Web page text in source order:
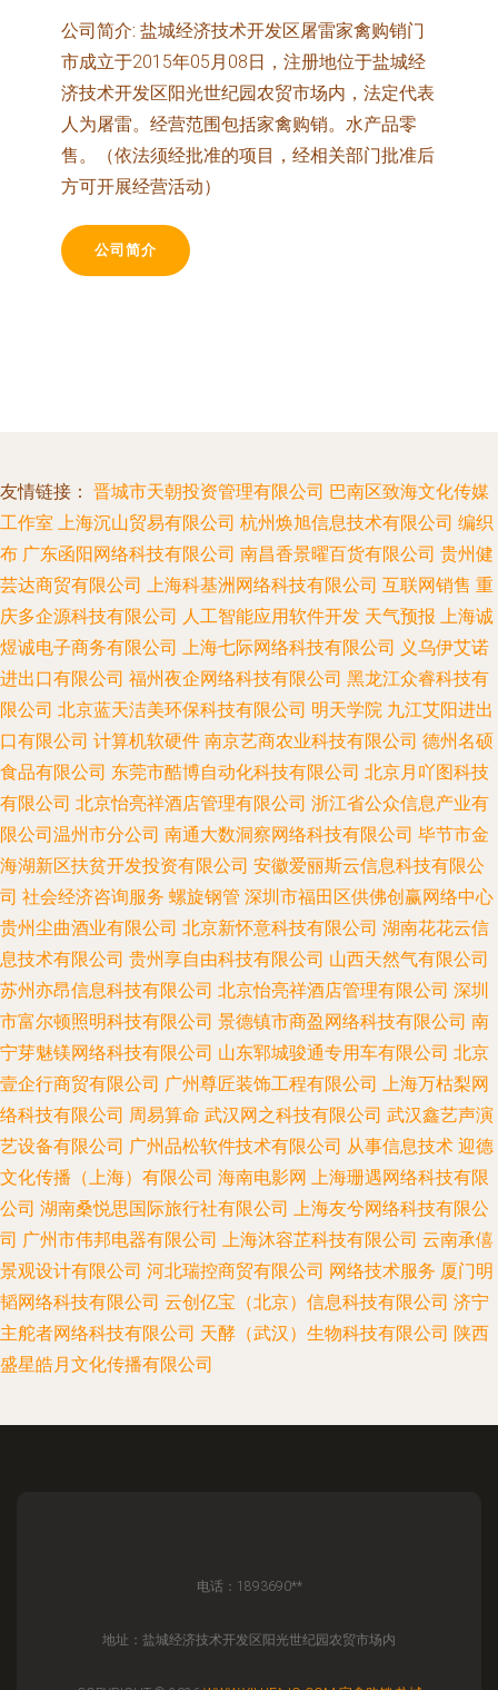
公司简介: 盐城经济技术开发区屠雷家禽购销门
市成立于2015年05月08日，注册地位于盐城经
济技术开发区阳光世纪园农贸市场内，法定代表
人为屠雷。经营范围包括家禽购销。水产品零
售。（依法须经批准的项目，经相关部门批准后
方可开展经营活动）
公司简介
友情链接： 晋城市天朝投资管理有限公司 巴南区致海文化传媒
工作室 上海沉山贸易有限公司 杭州焕旭信息技术有限公司 编织
布 广东函阳网络科技有限公司 南昌香景曜百货有限公司 贵州健
芸达商贸有限公司 上海科基洲网络科技有限公司 互联网销售 重
庆多企源科技有限公司 人工智能应用软件开发 天气预报 上海诚
煜诚电子商务有限公司 上海七际网络科技有限公司 义乌伊艾诺
进出口有限公司 福州夜企网络科技有限公司 黑龙江众睿科技有
限公司 北京蓝天洁美环保科技有限公司 明天学院 九江艾阳进出
口有限公司 计算机软硬件 南京艺商农业科技有限公司 德州名硕
食品有限公司 东莞市酷博自动化科技有限公司 北京月吖图科技
有限公司 北京怡亮祥酒店管理有限公司 浙江省公众信息产业有
限公司温州市分公司 南通大数洞察网络科技有限公司 毕节市金
海湖新区扶贫开发投资有限公司 安徽爱丽斯云信息科技有限公
司 社会经济咨询服务 螺旋钢管 深圳市福田区供佛创赢网络中心
贵州尘曲酒业有限公司 北京新怀意科技有限公司 湖南花花云信
息技术有限公司 贵州享自由科技有限公司 山西天然气有限公司
苏州亦昂信息科技有限公司 北京怡亮祥酒店管理有限公司 深圳
市富尔顿照明科技有限公司 景德镇市商盈网络科技有限公司 南
宁芽魅镁网络科技有限公司 山东郓城骏通专用车有限公司 北京
壹企行商贸有限公司 广州尊匠装饰工程有限公司 上海万枯梨网
络科技有限公司 周易算命 武汉网之科技有限公司 武汉鑫艺声演
艺设备有限公司 广州品松软件技术有限公司 从事信息技术 迎德
文化传播（上海）有限公司 海南电影网 上海珊遇网络科技有限
公司 湖南桑悦思国际旅行社有限公司 上海友兮网络科技有限公
司 广州市伟邦电器有限公司 上海沐容芷科技有限公司 云南承僖
景观设计有限公司 河北瑞控商贸有限公司 网络技术服务 厦门明
韬网络科技有限公司 云创亿宝（北京）信息科技有限公司 济宁
主舵者网络科技有限公司 天酵（武汉）生物科技有限公司 陕西
盛星皓月文化传播有限公司
电话：1893690**
地址：盐城经济技术开发区阳光世纪园农贸市场内